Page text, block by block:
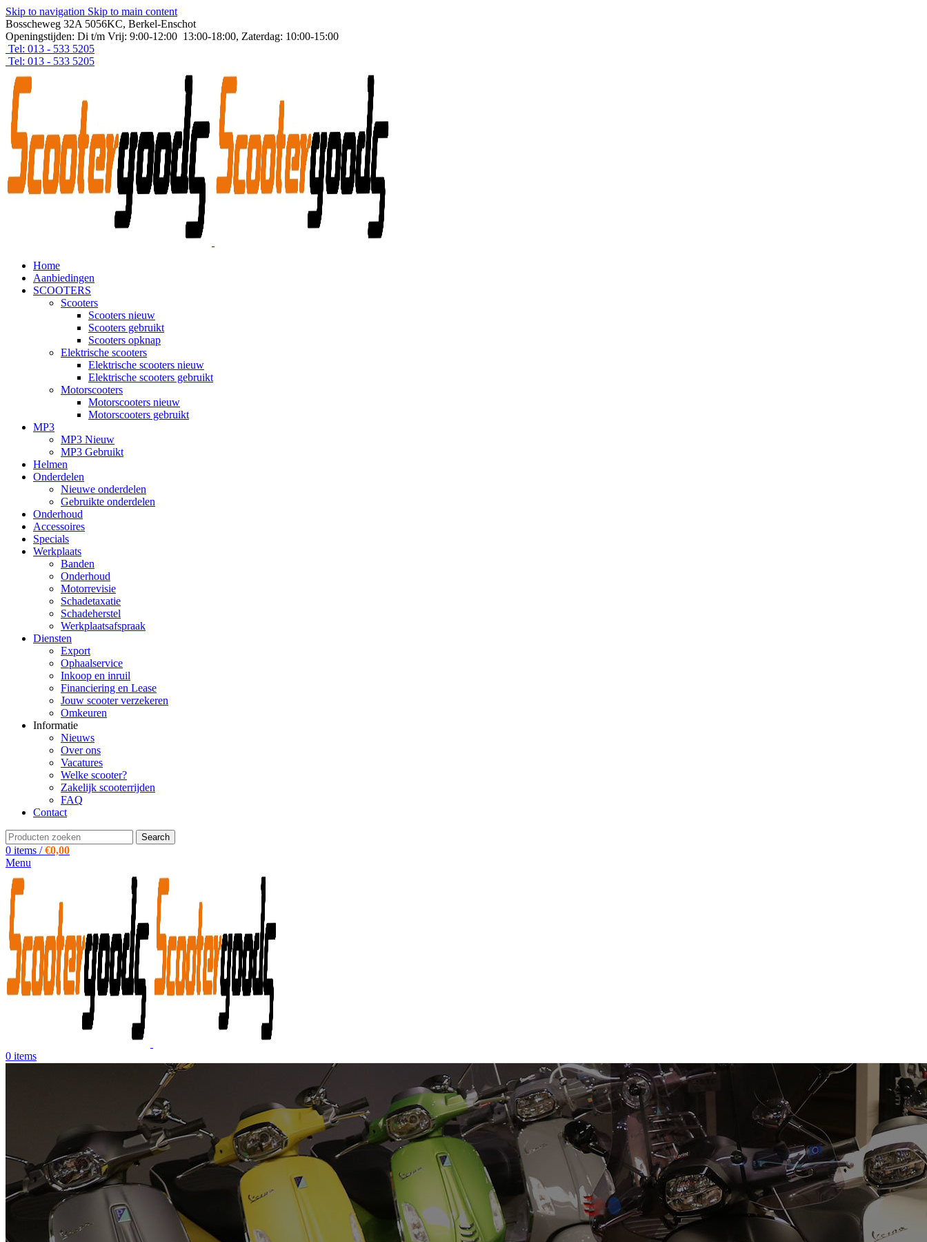
Skip to navigation Skip to main content
Bosscheweg 32A 5056KC, Berkel-Enschot
Openingstijden: Di t/m Vrij: 9:00-12:00 13:00-18:00, Zaterdag: 10:00-15:00
Tel: 013 - 533 5205
Tel: 013 - 533 5205
Home
Aanbiedingen
SCOOTERS
Scooters
Scooters nieuw
Scooters gebruikt
Scooters opknap
Elektrische scooters
Elektrische scooters nieuw
Elektrische scooters gebruikt
Motorscooters
Motorscooters nieuw
Motorscooters gebruikt
MP3
MP3 Nieuw
MP3 Gebruikt
Helmen
Onderdelen
Nieuwe onderdelen
Gebruikte onderdelen
Onderhoud
Accessoires
Specials
Werkplaats
Banden
Onderhoud
Motorrevisie
Schadetaxatie
Schadeherstel
Werkplaatsafspraak
Diensten
Export
Ophaalservice
Inkoop en inruil
Financiering en Lease
Jouw scooter verzekeren
Omkeuren
Informatie
Nieuws
Over ons
Vacatures
Welke scooter?
Zakelijk scooterrijden
FAQ
Contact
Search
0 items / €0,00
Menu
0 items